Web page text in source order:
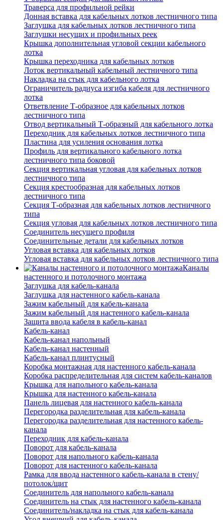
Траверса для профильной рейки
Донная вставка для кабельных лотков лестничного типа
Заглушка для кабельных лотков лестничного типа
Заглушки несущих и профильных реек
Крышка дополнительная угловой секции кабельного
лотка
Крышка переходника для кабельных лотков
Лоток вертикальный кабельный лестничного типа
Накладка на стык для кабельного лотка
Ограничитель радиуса изгиба кабеля для лестничного
лотка
Ответвление Т-образное для кабельных лотков
лестничного типа
Отвод вертикальный Т-образный для кабельного лотка
Переходник для кабельных лотков лестничного типа
Пластина для усиления основания лотка
Профиль для вертикального кабельного лотка
лестничного типа боковой
Секция вертикальная угловая для кабельных лотков
лестничного типа
Секция крестообразная для кабельных лотков
лестничного типа
Секция Т-образная для кабельных лотков лестничного
типа
Секция угловая для кабельных лотков лестничного типа
Соединитель несущего профиля
Соединительные детали для кабельных лотков
Угловая вставка для кабельных лотков
Угловая вставка для кабельных лотков лестничного типа
Каналы
настенного и потолочного монтажа
Заглушка для кабель-канала
Заглушка для настенного кабель-канала
Зажим кабельный для кабель-канала
Зажим кабельный для настенного кабель-канала
Защита ввода кабеля в кабель-канал
Кабель-канал
Кабель-канал напольный
Кабель-канал настенный
Кабель-канал плинтусный
Коробка монтажная для настенного кабель-канала
Коробка распределительная для систем кабель-каналов
Крышка для напольного кабель-канала
Крышка для настенного кабель-канала
Панель лицевая для настенного кабель-канала
Перегородка разделительная для кабель-канала
Перегородка разделительная для настенного кабель-
канала
Переходник для кабель-канала
Поворот для кабель-канала
Поворот для напольного кабель-канала
Поворот для настенного кабель-канала
Рамка для ввода настенного кабель-канала в стену/
потолок/щит
Соединитель для напольного кабель-канала
Соединитель на стык для настенного кабель-канала
Соединитель/накладка на стык для кабель-канала